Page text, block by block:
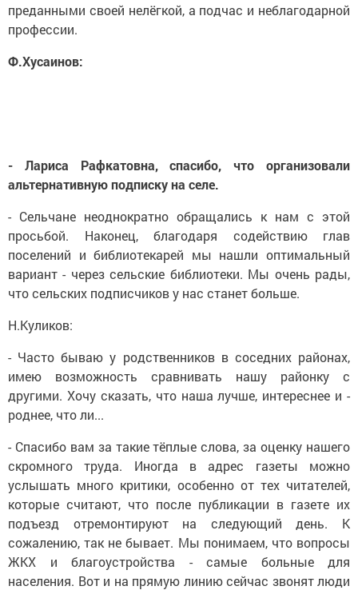
преданными своей нелёгкой, а подчас и неблагодарной
профессии.
Ф.Хусаинов:
- Лариса Рафкатовна, спасибо, что организовали
альтернативную подписку на селе.
- Сельчане неоднократно обращались к нам с этой
просьбой. Наконец, благодаря содействию глав
поселений и библиотекарей мы нашли оптимальный
вариант - через сельские библиотеки. Мы очень рады,
что сельских подписчиков у нас станет больше.
Н.Куликов:
- Часто бываю у родственников в соседних районах,
имею возможность сравнивать нашу районку с
другими. Хочу сказать, что наша лучше, интереснее и -
роднее, что ли...
- Спасибо вам за такие тёплые слова, за оценку нашего
скромного труда. Иногда в адрес газеты можно
услышать много критики, особенно от тех читателей,
которые считают, что после публикации в газете их
подъезд отремонтируют на следующий день. К
сожалению, так не бывает. Мы понимаем, что вопросы
ЖКХ и благоустройства - самые больные для
населения. Вот и на прямую линию сейчас звонят люди